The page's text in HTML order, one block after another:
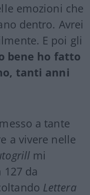
emozioni che
dentro. Avrei
E poi gli
bene ho fatto
tanti anni
a tante
a vivere nelle
mi
da
Lettera